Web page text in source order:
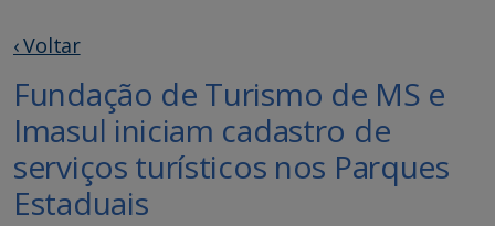
‹ Voltar
Fundação de Turismo de MS e
Imasul iniciam cadastro de
serviços turísticos nos Parques
Estaduais